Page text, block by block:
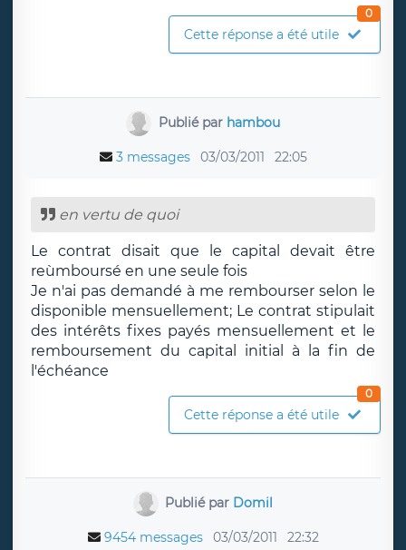
Cette réponse a été utile
0
Publié par hambou
3 messages 03/03/2011 22:05
en vertu de quoi
Le contrat disait que le capital devait être
reùmboursé en une seule fois
Je n'ai pas demandé à me rembourser selon le
disponible mensuellement; Le contrat stipulait
des intérêts fixes payés mensuellement et le
remboursement du capital initial à la fin de
l'échéance
Cette réponse a été utile
0
Publié par Domil
9454 messages 03/03/2011 22:32